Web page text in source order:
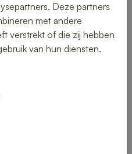
in
en kwaliteit
in Duizel en geniet
moeite. Of je nu kiest
gezonde salade of een
lunch vers en op tijd bij
Deze partners
met andere
verstrekt of die zij hebben
van hun diensten.